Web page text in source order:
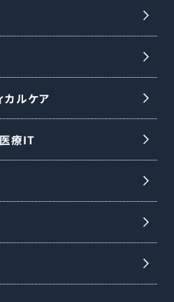
カルケア
療IT